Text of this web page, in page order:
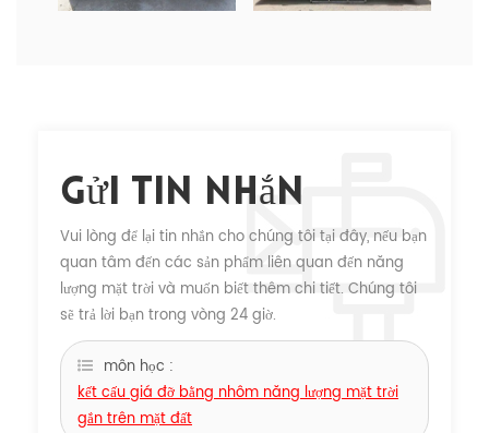
Gửi Tin Nhắn
Vui lòng để lại tin nhắn cho chúng tôi tại đây, nếu bạn
quan tâm đến các sản phẩm liên quan đến năng
lượng mặt trời và muốn biết thêm chi tiết. Chúng tôi
sẽ trả lời bạn trong vòng 24 giờ.
môn học :
kết cấu giá đỡ bằng nhôm năng lượng mặt trời
gắn trên mặt đất